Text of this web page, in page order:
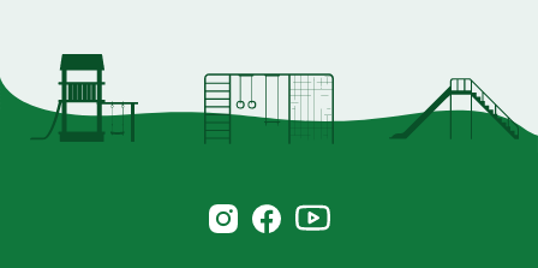
Norsk Leg & Park instagram
Norsk Leg & Park facebook
Norsk Leg & Park youtube